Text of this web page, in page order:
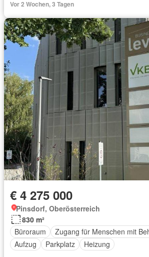
Vor 2 Wochen, 3 Tagen
€ 4 275 000
Pinsdorf, Oberösterreich
830 m²
Büroraum
Zugang für Menschen mit
Aufzug
Parkplatz Heizung